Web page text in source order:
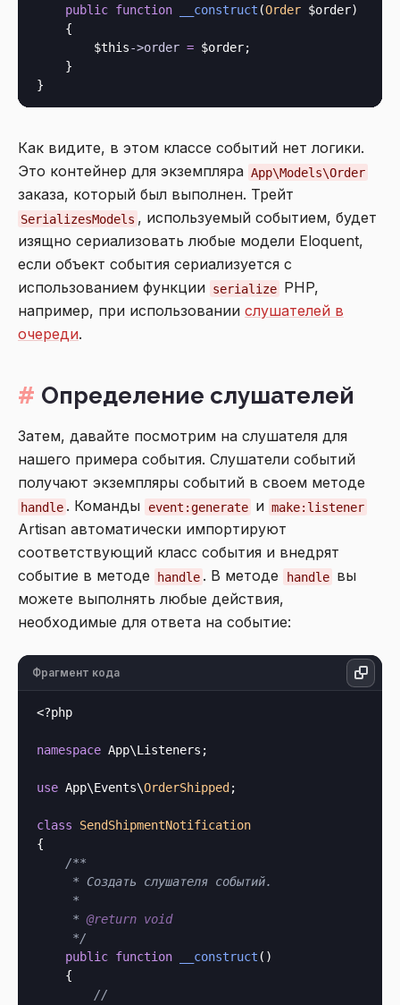
public function __construct (Order $order)
    {
$this->order = $order;
    }
Как видите, в этом классе событий нет логики.
Это контейнер для экземпляра App\Models\Order
заказа, который был выполнен. Трейт
SerializesModels , используемый событием, будет
изящно сериализовать любые модели Eloquent,
если объект события сериализуется с
использованием функции serialize PHP,
например, при использовании слушателей в
очереди.
Определение слушателей
Затем, давайте посмотрим на слушателя для
нашего примера события. Слушатели событий
получают экземпляры событий в своем методе
handle . Команды event:generate и make:listener
Artisan автоматически импортируют
соответствующий класс события и внедрят
событие в методе
handle . В методе handle вы
можете выполнять любые действия,
необходимые для ответа на событие:
Фрагмент кода
<?php
namespace App\Listeners;
use App\Events\OrderShipped ;
class
SendShipmentNotification
{
/**
     * Создать слушателя событий.
     *
     *
@return void
     */
public function __construct ()
    {
//